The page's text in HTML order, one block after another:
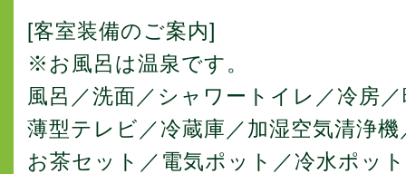
[客室装備のご案内]
※お風呂は温泉です。
風呂／洗面／シャワートイレ／冷房
薄型テレビ／冷蔵庫／加湿空気清浄
お茶セット／電気ポット／冷水ポッ